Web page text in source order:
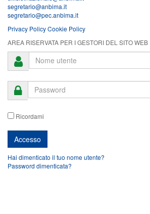
segretario@anbima.it
segretario@pec.anbima.it
Privacy PolicyCookie Policy
AREA RISERVATA PER I GESTORI DEL SITO WEB
Ricordami
Hai dimenticato il tuo nome utente?
Password dimenticata?